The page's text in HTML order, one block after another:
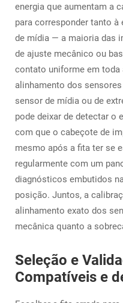
energia que aumentam a
para corresponder tanto
de mídia — a maioria das
de ajuste mecânico ou
contato uniforme em toda
alinhamento dos
sensor de mídia ou de
pode deixar de detectar o
com que o cabeçote de
mesmo após a fita ter se
regularmente com um
diagnósticos embutidos
posição. Juntos, a
alinhamento exato dos
mecânica quanto a
Seleção e
Compatíveis e